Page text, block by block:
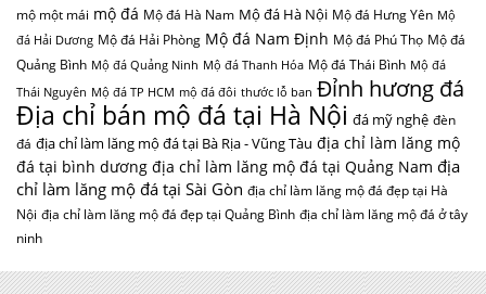
mộ một mái mộ đá Mộ đá Hà Nam Mộ đá Hà Nội Mộ đá Hưng Yên Mộ
đá Hải Dương Mộ đá Hải Phòng Mộ đá Nam Định Mộ đá Phú Thọ Mộ đá
Quảng Bình Mộ đá Quảng Ninh Mộ đá Thanh Hóa Mộ đá Thái Bình Mộ đá
Thái Nguyên Mộ đá TP HCM mộ đá đôi thước lỗ ban Đỉnh hương đá
Địa chỉ bán mộ đá tại Hà Nội đá mỹ nghệ đèn
đá địa chỉ làm lăng mộ đá tại Bà Rịa - Vũng Tàu địa chỉ làm lăng mộ
đá tại bình dương địa chỉ làm lăng mộ đá tại Quảng Nam địa
chỉ làm lăng mộ đá tại Sài Gòn địa chỉ làm lăng mộ đá đẹp tại Hà
Nội địa chỉ làm lăng mộ đá đẹp tại Quảng Bình địa chỉ làm lăng mộ đá ở tây
ninh